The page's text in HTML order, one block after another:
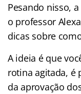
Pesando nisso,
o professor
dicas sobre
A ideia é que
rotina agitada, é
da aprovação